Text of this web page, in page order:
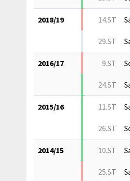
2018/19 14.ST
29.ST
2016/17 9.ST
24.ST
2015/16 11.ST
26.ST
2014/15 10.ST
25.ST